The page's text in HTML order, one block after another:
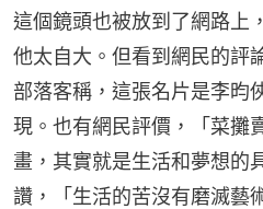
這個鏡頭也被放到了網路上
他太自大。但看到網民的評
部落客稱，這張名片是李昀
現。也有網民評價，「菜攤
畫，其實就是生活和夢想的
讚，「生活的苦沒有磨滅藝